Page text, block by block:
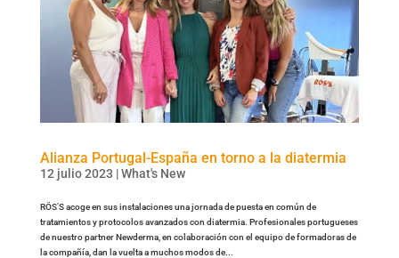
Alianza Portugal-España en torno a la diatermia
12 julio 2023 |What's New
RÖS’S acoge en sus instalaciones una jornada de puesta en común de
tratamientos y protocolos avanzados con diatermia. Profesionales portugueses
de nuestro partner Newderma, en colaboración con el equipo de formadoras de
la compañía, dan la vuelta a muchos modos de...